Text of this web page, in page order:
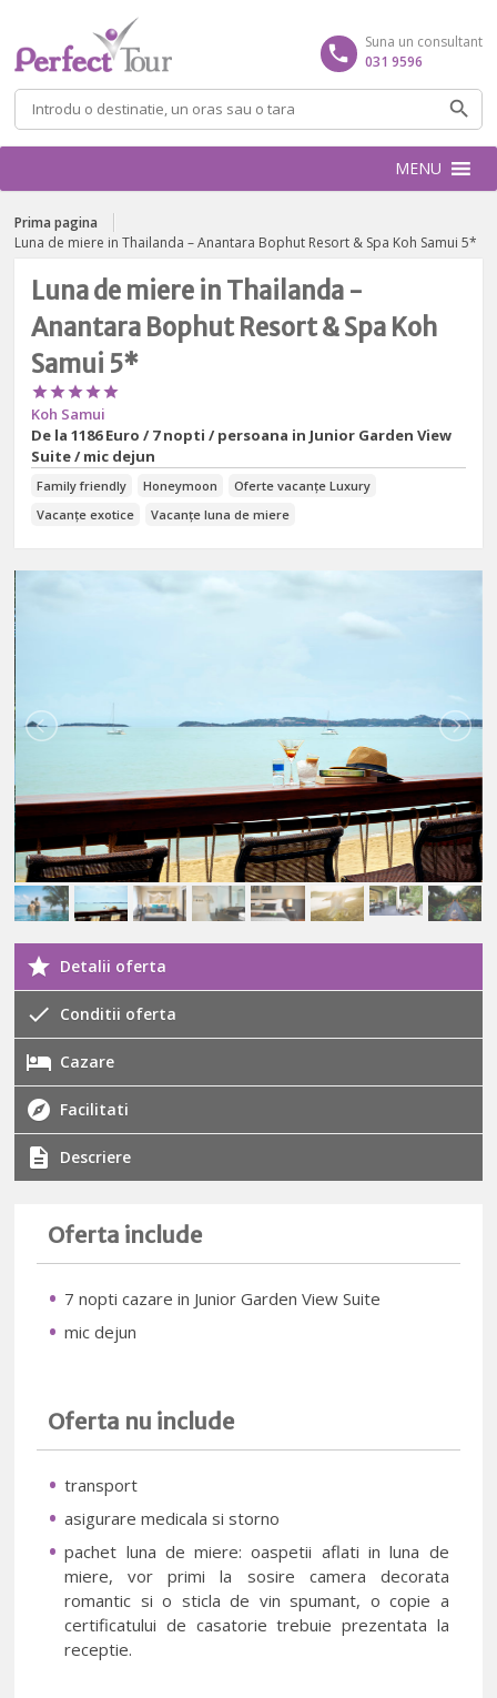
Caută
după:
Suna un consultant
031 9596
MENU
Prima pagina
Luna de miere in Thailanda – Anantara Bophut Resort & Spa Koh Samui 5*
Luna de miere in Thailanda -
Anantara Bophut Resort & Spa Koh
Samui 5*

Koh Samui
De la1186 Euro / 7 nopti / persoana in Junior Garden View
Suite / mic dejun
Family friendly Honeymoon
Oferte vacanțe Luxury
Vacanțe exotice
Vacanțe luna de miere
Detalii oferta
Conditii oferta
Cazare
Facilitati
Descriere
Oferta include
7 nopti cazare in Junior Garden View Suite
mic dejun
Oferta nu include
transport
asigurare medicala si storno
pachet luna de miere: oaspetii aflati in luna de
miere, vor primi la sosire camera decorata
romantic si o sticla de vin spumant, o copie a
certificatului de casatorie trebuie prezentata la
receptie.